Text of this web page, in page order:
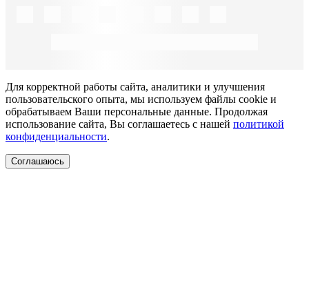
Для корректной работы сайта, аналитики и улучшения
пользовательского опыта, мы используем файлы cookie и
обрабатываем Ваши персональные данные. Продолжая
использование сайта, Вы соглашаетесь с нашей политикой
конфиденциальности.
Соглашаюсь